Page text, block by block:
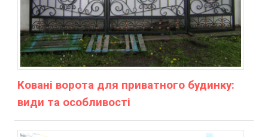
Ковані ворота для приватного будинку:
види та особливості